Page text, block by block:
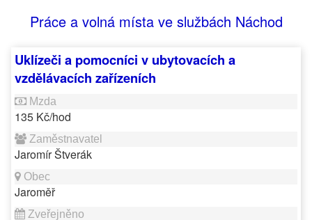
Práce a volná místa ve službách Náchod
Uklízeči a pomocníci v ubytovacích a
vzdělávacích zařízeních
135 Kč/hod
Jaromír Štverák
Jaroměř